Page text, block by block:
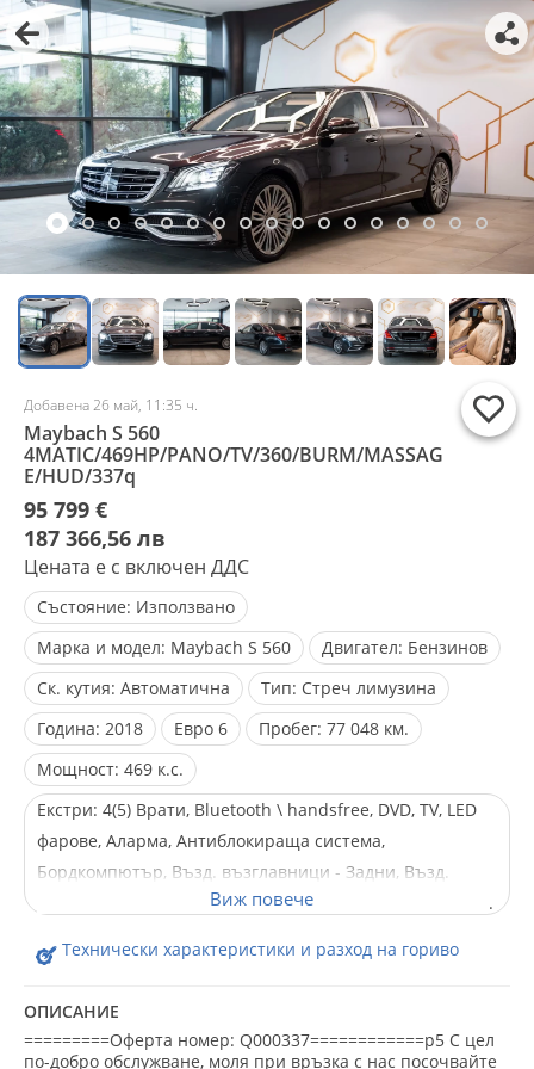
Добавена 26 май, 11:35 ч.
Maybach S 560
4MATIC/469HP/PANO/TV/360/BURM/MASSAG
E/HUD/337q
95 799 €
187 366,56 лв
Цената е с включен ДДС
Състояние: Използвано
Марка и модел: Maybach S 560 Двигател: Бензинов
Ск. кутия: Автоматична Тип: Стреч лимузина
Година: 2018 Евро 6 Пробег: 77 048 км.
Мощност: 469 к.с.
Екстри: 4(5) Врати, Bluetooth \ handsfree, DVD, TV, LED
фарове, Аларма, Антиблокираща система,
Бордкомпютър, Възд. възглавници - Задни, Възд.
възглавници - Предни, Възд. възглавници - Стран., Ел.
за стабилизиране, Климатроник, Кожен салон, Лети
люк, Парктроник, Подгряване на седалките, Серво
Технически характеристики и разход на гориво
ОПИСАНИЕ
=========Оферта номер: Q000337============p5 С цел
по-добро обслужване, моля при връзка с нас посочвайте